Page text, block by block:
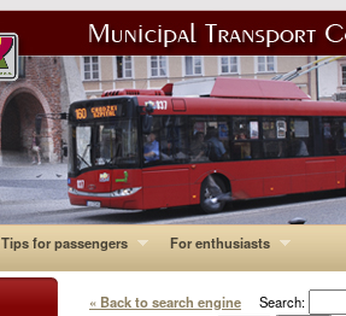
Tips for passengers For enthusiasts
« Back to search engine Search: